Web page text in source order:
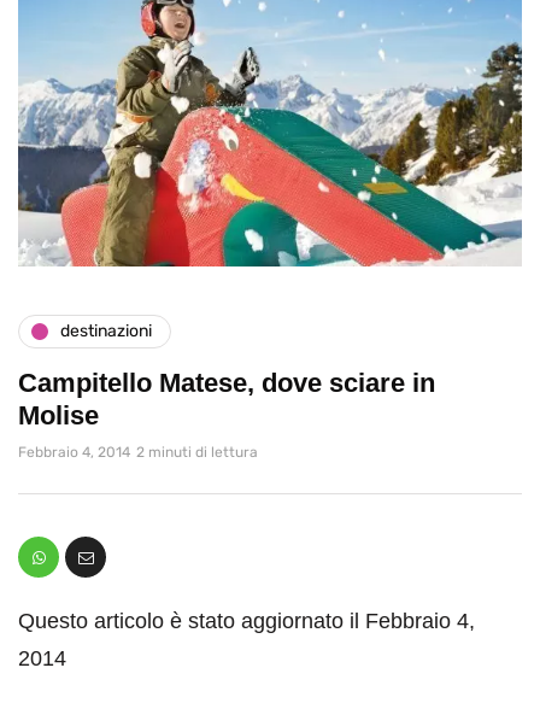
destinazioni
Campitello Matese, dove sciare in
Molise
Febbraio 4, 2014 2 minuti di lettura
Questo articolo è stato aggiornato il Febbraio 4,
2014